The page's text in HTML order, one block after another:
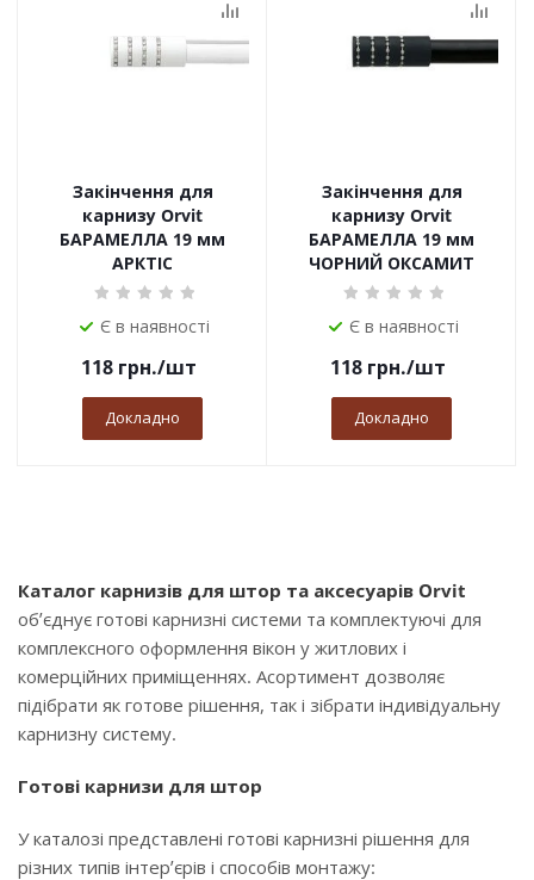
Закінчення для
карнизу Orvit
БАРАМЕЛЛА 19 мм
АРКТІС
Є в наявності
118грн./шт
Докладно
Закінчення для
карнизу Orvit
БАРАМЕЛЛА 19 мм
ЧОРНИЙ ОКСАМИТ
Є в наявності
118грн./шт
Докладно
Каталог карнизів для штор та аксесуарів Orvit
об’єднує готові карнизні системи та комплектуючі для
комплексного оформлення вікон у житлових і
комерційних приміщеннях. Асортимент дозволяє
підібрати як готове рішення, так і зібрати індивідуальну
карнизну систему.
Готові карнизи для штор
У каталозі представлені готові карнизні рішення для
різних типів інтер’єрів і способів монтажу: